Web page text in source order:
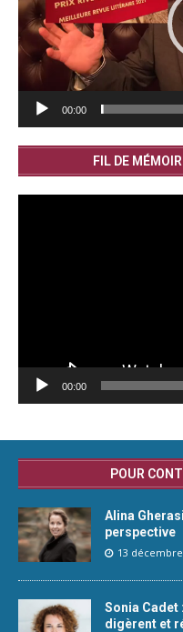
00:00
FIL DE
00:00
POUR
Alina
perspective
13 décembre
Sonia Cadet
digèrent et